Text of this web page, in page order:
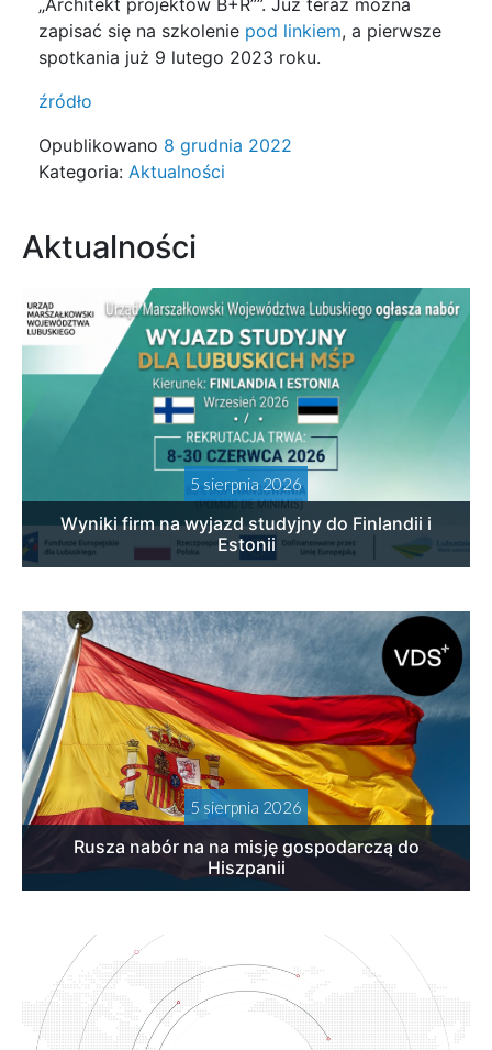
zapisać się na szkolenie pod linkiem, a pierwsze
spotkania już 9 lutego 2023 roku.
źródło
Opublikowano 8 grudnia 2022
Kategoria: Aktualności
Aktualności
5 sierpnia 2026
Wyniki firm na wyjazd studyjny do Finlandii i
Estonii
5 sierpnia 2026
Rusza nabór na na misję gospodarczą do
Hiszpanii